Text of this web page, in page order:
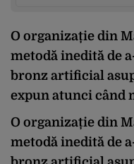
O organizație din
metodă inedită de
bronz artificial
expun atunci când
O organizație din
metodă inedită de